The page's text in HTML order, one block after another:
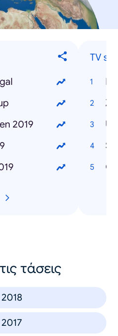
2019
TV
τάσεις
2018
2017